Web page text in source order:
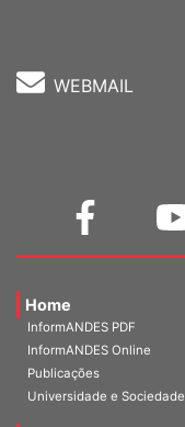
WEBMAIL
Home
InformANDES PDF
InformANDES Online
Publicações
Universidade e Sociedade